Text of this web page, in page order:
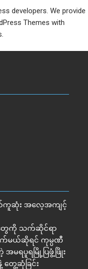
developers. We provide
Themes with
ဆုံး အလေ့အကျင့်
တွေကို သက်ဆိုင်ရာ
က်မယ်ဆိုရင် ကုမ္ပဏီ
ရပူရမြို့ပြဖွံ့ဖြိုး
တွေ့ဆုံခြင်း